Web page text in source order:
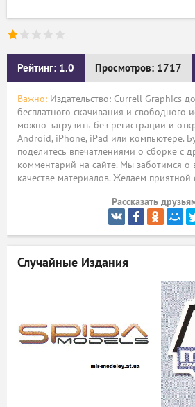
Рейтинг: 1.0 Просмотров: 1717
Важно: Издательство: Currell Graphics
бесплатного скачивания и свободного
можно загрузить без регистрации и
Android, iPhone, iPad или компьютере.
поделитесь впечатлениями о сборке с
комментарий на сайте. Мы заботимся о
качестве материалов. Желаем приятной
Рассказать
Случайные Издания